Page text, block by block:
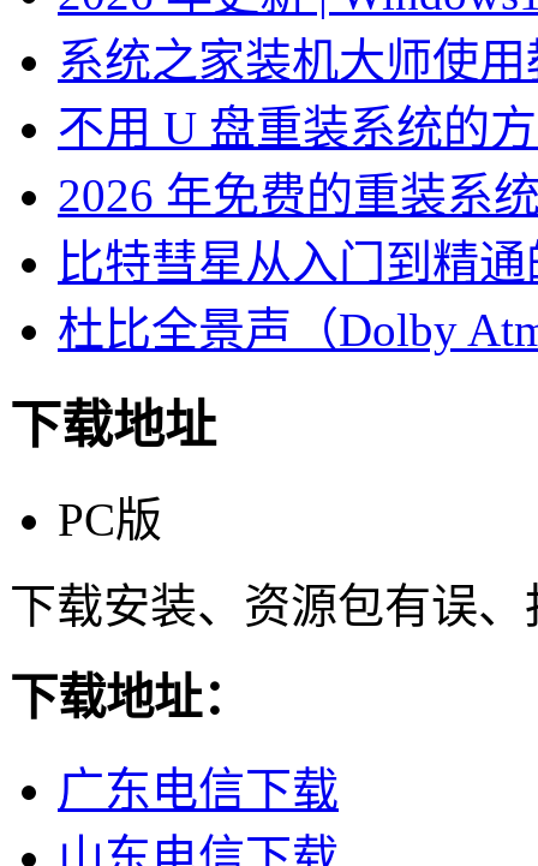
系统之家装机大师使
不用 U 盘重装系统的
2026 年免费的重装系
比特彗星从入门到精
杜比全景声（Dolby
下载地址
PC版
下载安装、资源包有误
下载地址：
广东电信下载